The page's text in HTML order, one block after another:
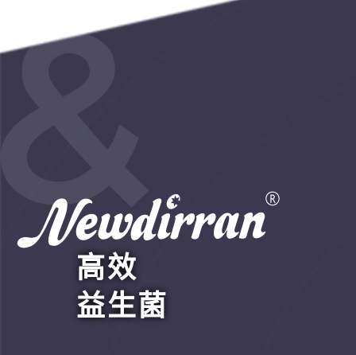
高效
益生菌